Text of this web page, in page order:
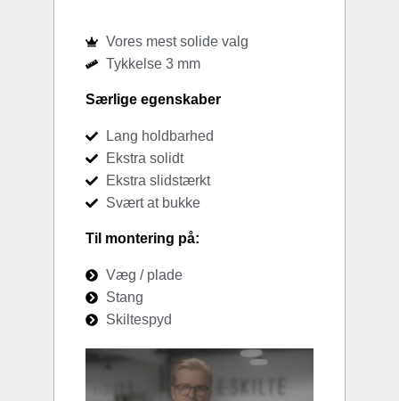
Vores mest solide valg
Tykkelse 3 mm
Særlige egenskaber
Lang holdbarhed
Ekstra solidt
Ekstra slidstærkt
Svært at bukke
Til montering på:
Væg / plade
Stang
Skiltespyd